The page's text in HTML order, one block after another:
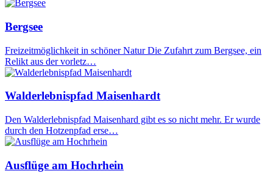
Bergsee
Freizeitmöglichkeit in schöner Natur Die Zufahrt zum Bergsee, ein
Relikt aus der vorletz…
Walderlebnispfad Maisenhardt
Den Walderlebnispfad Maisenhard gibt es so nicht mehr. Er wurde
durch den Hotzenpfad erse…
Ausflüge am Hochrhein